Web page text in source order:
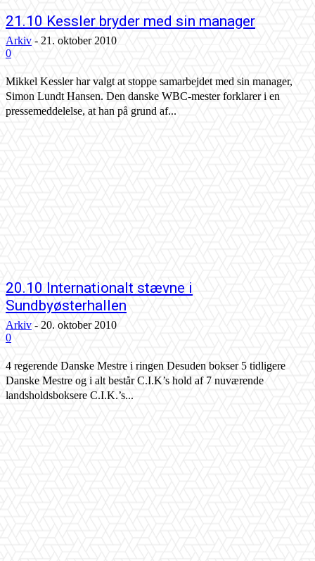
21.10 Kessler bryder med sin manager
Arkiv - 21. oktober 2010
0
Mikkel Kessler har valgt at stoppe samarbejdet med sin manager,
Simon Lundt Hansen. Den danske WBC-mester forklarer i en
pressemeddelelse, at han på grund af...
20.10 Internationalt stævne i
Sundbyøsterhallen
Arkiv - 20. oktober 2010
0
4 regerende Danske Mestre i ringen Desuden bokser 5 tidligere
Danske Mestre og i alt består C.I.K’s hold af 7 nuværende
landsholdsboksere C.I.K.’s...